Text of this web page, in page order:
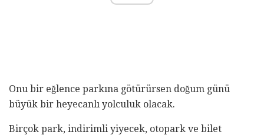
Onu bir eğlence parkına götürürsen doğum günü
büyük bir heyecanlı yolculuk olacak.
Birçok park, indirimli yiyecek, otopark ve bilet